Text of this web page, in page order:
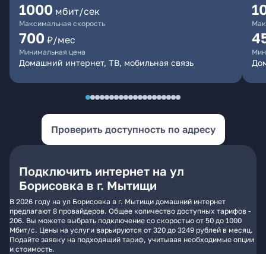
1000 мбит/сек
Максимальная скорость
700 ₽/мес
Минимальная цена
Домашний интернет, ТВ, мобильная связь
Проверить доступность по адресу
Подключить интернет на ул
Борисовка в г. Мытищи
В 2026 году на ул Борисовка в г. Мытищи домашний интернет
предлагают 8 провайдеров. Общее количество доступных тарифов -
206. Вы можете выбрать подключение со скоростью от 50 до 1000
Мбит/с. Цены на услуги варьируются от 320 до 3249 рублей в месяц.
Подайте заявку на подходящий тариф, учитывая необходимые опции
и стоимость.